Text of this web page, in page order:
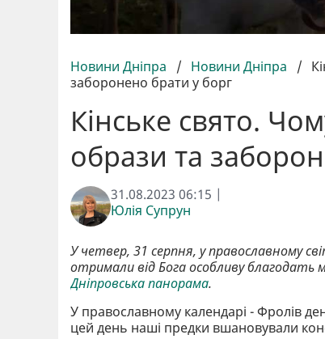
Новини Дніпра / Новини Дніпра /
заборонено брати у борг
Кінське свято.
образи та
31.08.2023 06:15 |
Юлія Супрун
У четвер, 31 серпня, у православному
отримали від Бога особливу
Дніпровська панорама.
У православному календарі - Фролів
цей день наші предки вшановували